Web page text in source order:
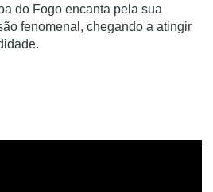
do Fogo encanta pela sua
fenomenal, chegando a atingir